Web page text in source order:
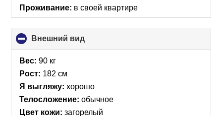
Проживание: в своей квартире
Внешний вид
to
Вес: 90 кг
Рост: 182 см
Я выгляжу: хорошо
Телосложение: обычное
Цвет кожи: загорелый